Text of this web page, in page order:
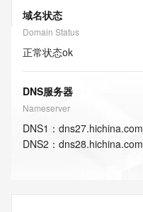
域名状态
Domain Status
正常状态ok
DNS服务器
Nameserver
DNS1 ： dns27.hichina.com
DNS2 ： dns28.hichina.com